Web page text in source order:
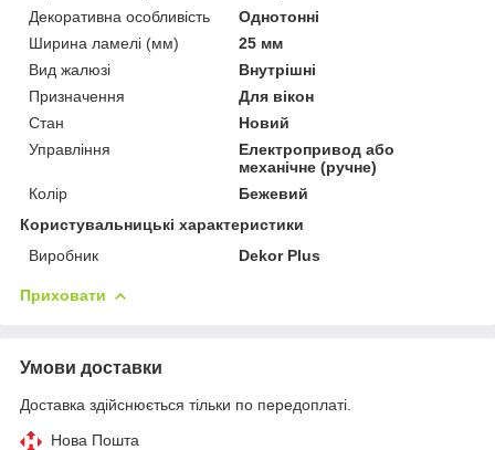
Декоративна особливість
Однотонні
Ширина ламелі (мм)
25 мм
Вид жалюзі
Внутрішні
Призначення
Для вікон
Стан
Новий
Управління
Електропривод або
механічне (ручне)
Колір
Бежевий
Користувальницькі характеристики
Виробник
Dekor Plus
Приховати
Умови доставки
Доставка здійснюється тільки по передоплаті.
Нова Пошта